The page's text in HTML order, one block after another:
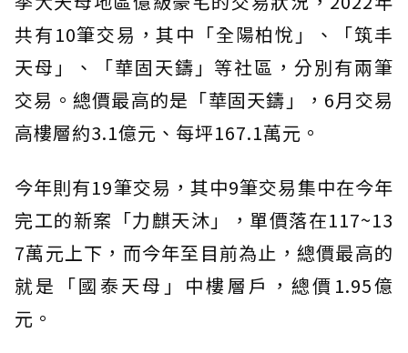
共有10筆交易，其中「全陽柏悅」、「筑丰
天母」、「華固天鑄」等社區，分別有兩筆
交易。總價最高的是「華固天鑄」，6月交易
高樓層約3.1億元、每坪167.1萬元。
今年則有19筆交易，其中9筆交易集中在今年
完工的新案「力麒天沐」，單價落在117~13
7萬元上下，而今年至目前為止，總價最高的
就是「國泰天母」中樓層戶，總價1.95億
元。